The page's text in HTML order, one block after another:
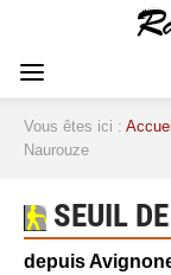
Vous êtes ici : Accueil
Naurouze
SEUIL
depuis